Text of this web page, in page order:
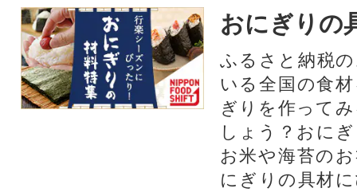
おにぎりの
ふるさと納税
いる全国の食
ぎりを作って
しょう？おに
お米や海苔の
にぎりの具材